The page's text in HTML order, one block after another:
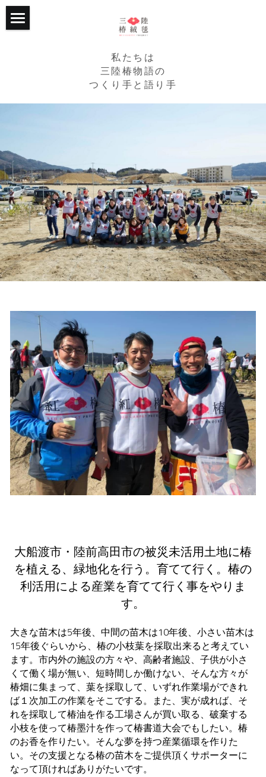
私たちは
三陸椿物語の
つくり手と語り手
プロジェクトについて
RCPが目指すこと
主な活動
植樹エリア
３つの椿ストーリー
地元の強力な協力者
応援くださる企業様
トップ
企業・法人・団体の方
個人からのご支援
トップ
個人の方
写真館
植樹会の様子
たかたのゆめちゃん
お問い合わせ
Facebook
プライバシーポリシー
受賞
大船渡市・陸前高田市の被災未活用土地に椿
を植える、緑地化を行う。育てて行く。椿の
利活用による産業を育てて行く事をやりま
す。
大きな苗木は5年後、中間の苗木は10年後、小さい苗木は
15年後ぐらいから、椿の小枝葉を採取出来ると考えてい
ます。市内外の施設の方々や、高齢者施設、子供が小さ
くて働く場が無い、短時間しか働けない、そんな方々が
椿畑に集まって、葉を採取して、いずれ作業場ができれ
ば１次加工の作業をそこでする。また、実が成れば、そ
れを採取して椿油を作る工場さんが買い取る、破棄する
小枝を使って椿墨汁を作って椿書道大会でもしたい。椿
のお香を作りたい。そんな夢を持つ産業循環を作りた
い。その支援となる椿の苗木をご提供頂くサポーターに
なって頂ければありがたいです。